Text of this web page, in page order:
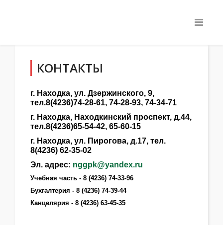
КОНТАКТЫ
г. Находка, ул. Дзержинского, 9,
тел.8(4236)74-28-61, 74-28-93, 74-34-71
г. Находка, Находкинский проспект, д.44,
тел.8(4236)65-54-42, 65-60-15
г. Находка, ул. Пирогова, д.17, тел.
8(4236) 62-35-02
Эл. адрес: nggpk@yandex.ru
Учебная часть - 8 (4236) 74-33-96
Бухгалтерия - 8 (4236) 74-39-44
Канцелярия - 8 (4236) 63-45-35